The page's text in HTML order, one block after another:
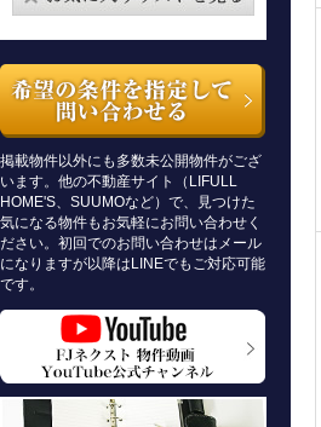
掲載物件以外にも多数未公開物件がござ
います。他の不動産サイト（LIFULL
HOME'S、SUUMOなど）で、見つけた
気になる物件もお気軽にお問い合わせく
ださい。初回でのお問い合わせはメール
になりますが以降はLINEでもご対応可能
です。